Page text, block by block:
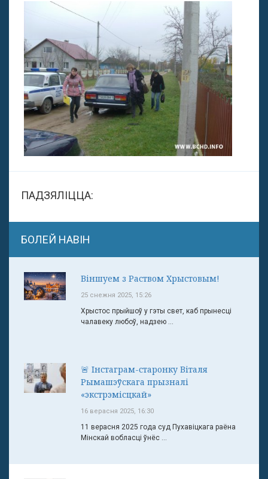
ПАДЗЯЛІЦЦА:
БОЛЕЙ НАВІН
Віншуем з Раством Хрыстовым!
25 снежня 2025, 15:26
Хрыстос прыйшоў у гэты свет, каб прынесці
чалавеку любоў, надзею ...
🚨 Інстаграм-старонку Віталя
Рымашэўскага прызналі
«экстрэмісцкай»
16 верасня 2025, 16:30
11 верасня 2025 года суд Пухавіцкага раёна
Мінскай вобласці ўнёс ...